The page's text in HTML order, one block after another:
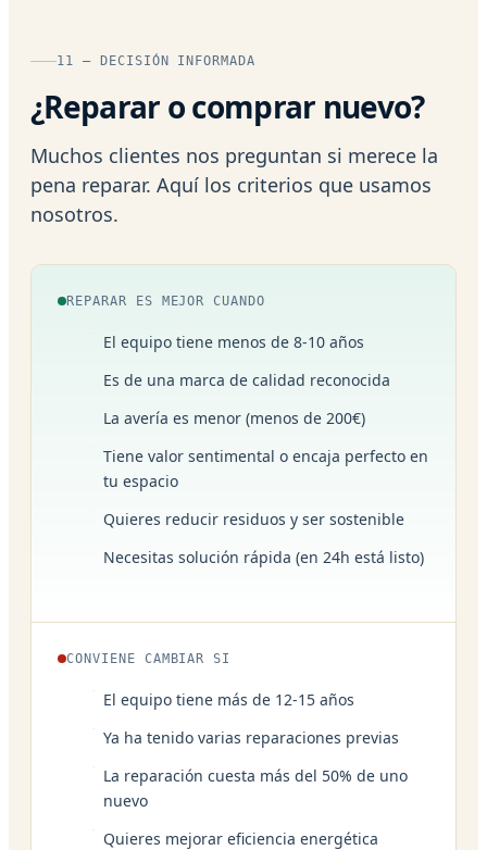
11 — DECISIÓN INFORMADA
¿Reparar o comprar nuevo?
Muchos clientes nos preguntan si merece la
pena reparar. Aquí los criterios que usamos
nosotros.
REPARAR ES MEJOR CUANDO
El equipo tiene menos de 8-10 años
Es de una marca de calidad reconocida
La avería es menor (menos de 200€)
Tiene valor sentimental o encaja perfecto en
tu espacio
Quieres reducir residuos y ser sostenible
Necesitas solución rápida (en 24h está listo)
CONVIENE CAMBIAR SI
El equipo tiene más de 12-15 años
Ya ha tenido varias reparaciones previas
La reparación cuesta más del 50% de uno
nuevo
Quieres mejorar eficiencia energética